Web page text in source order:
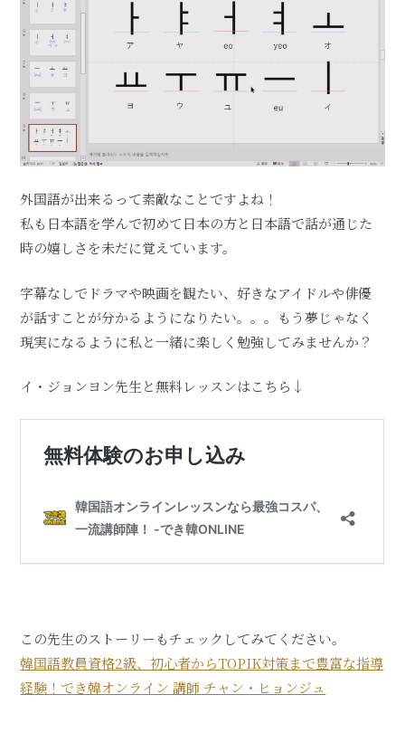
外国語が出来るって素敵なことですよね！
私も日本語を学んで初めて日本の方と日本語で話が通じた
時の嬉しさを未だに覚えています。
字幕なしでドラマや映画を観たい、好きなアイドルや俳優
が話すことが分かるようになりたい。。。もう夢じゃなく
現実になるように私と一緒に楽しく勉強してみませんか？
イ・ジョンヨン先生と無料レッスンはこちら↓
この先生のストーリーもチェックしてみてください。
韓国語教員資格2級、初心者からTOPIK対策まで豊富な指導
経験！でき韓オンライン 講師 チャン・ヒョンジュ